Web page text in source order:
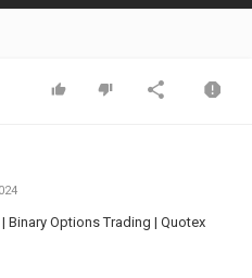
Binary Options Trading | Quotex